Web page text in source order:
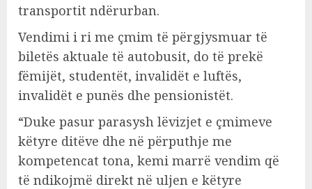
transportit ndërurban.
Vendimi i ri me çmim të përgjysmuar të
biletës aktuale të autobusit, do të prekë
fëmijët, studentët, invalidët e luftës,
invalidët e punës dhe pensionistët.
“Duke pasur parasysh lëvizjet e çmimeve
këtyre ditëve dhe në përputhje me
kompetencat tona, kemi marrë vendim që
të ndikojmë direkt në uljen e këtyre